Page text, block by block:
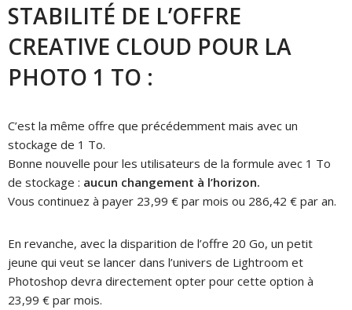
STABILITÉ DE L’OFFRE
CREATIVE CLOUD POUR LA
PHOTO 1 TO :
C’est la même offre que précédemment mais avec un
stockage de 1 To.
Bonne nouvelle pour les utilisateurs de la formule avec 1 To
de stockage : aucun changement à l’horizon.
Vous continuez à payer 23,99 € par mois ou 286,42 € par an.
En revanche, avec la disparition de l’offre 20 Go, un petit
jeune qui veut se lancer dans l’univers de Lightroom et
Photoshop devra directement opter pour cette option à
23,99 € par mois.